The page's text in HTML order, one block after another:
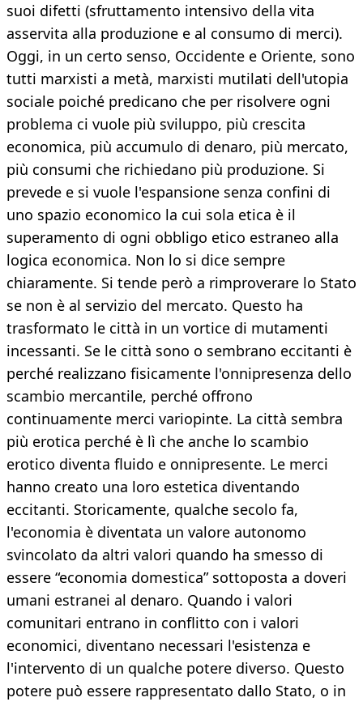
suoi difetti (sfruttamento intensivo della vita
asservita alla produzione e al consumo di merci).
Oggi, in un certo senso, Occidente e Oriente, sono
tutti marxisti a metà, marxisti mutilati dell'utopia
sociale poiché predicano che per risolvere ogni
problema ci vuole più sviluppo, più crescita
economica, più accumulo di denaro, più mercato,
più consumi che richiedano più produzione. Si
prevede e si vuole l'espansione senza confini di
uno spazio economico la cui sola etica è il
superamento di ogni obbligo etico estraneo alla
logica economica. Non lo si dice sempre
chiaramente. Si tende però a rimproverare lo Stato
se non è al servizio del mercato. Questo ha
trasformato le città in un vortice di mutamenti
incessanti. Se le città sono o sembrano eccitanti è
perché realizzano fisicamente l'onnipresenza dello
scambio mercantile, perché offrono
continuamente merci variopinte. La città sembra
più erotica perché è lì che anche lo scambio
erotico diventa fluido e onnipresente. Le merci
hanno creato una loro estetica diventando
eccitanti. Storicamente, qualche secolo fa,
l'economia è diventata un valore autonomo
svincolato da altri valori quando ha smesso di
essere “economia domestica” sottoposta a doveri
umani estranei al denaro. Quando i valori
comunitari entrano in conflitto con i valori
economici, diventano necessari l'esistenza e
l'intervento di un qualche potere diverso. Questo
potere può essere rappresentato dallo Stato, o in